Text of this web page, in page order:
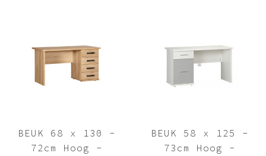
BEUK 68 x 130 -
72cm Hoog -
BEUK 58 x 125 -
73cm Hoog -